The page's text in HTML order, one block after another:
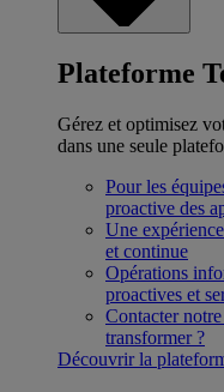
Plateforme
Gérez et optimisez
dans une seule
Pour les
proactive des
Une
et continue
Opérations
proactives et
Contacter
transformer ?
Découvrir la